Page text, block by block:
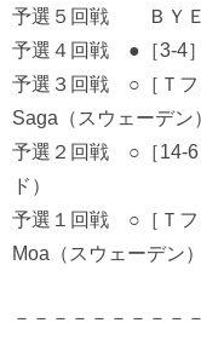
予選５回戦 ＢＹＥ
予選４回戦 ●［3-4
予選３回戦 ○［Ｔフ
Saga（スウェーデン
予選２回戦 ○［14-6
ド）
予選１回戦 ○［Ｔフ
Moa（スウェーデン）
－－－－－－－－－